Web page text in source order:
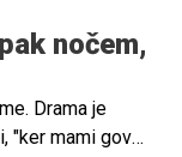
nočem,
Drama je
"ker mami govori